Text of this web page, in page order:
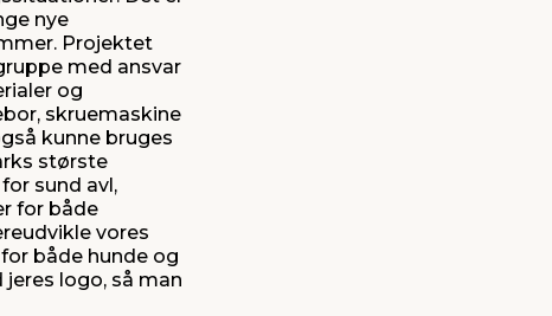
nye
Projektet
med ansvar
og
skruemaskine
kunne bruges
største
sund avl,
for både
vores
både hunde og
logo, så man